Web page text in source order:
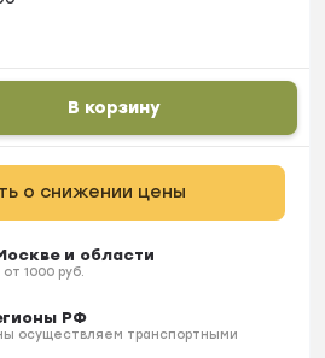
В корзину
о снижении цены
и области
1000 руб.
РФ
осуществляем транспортными